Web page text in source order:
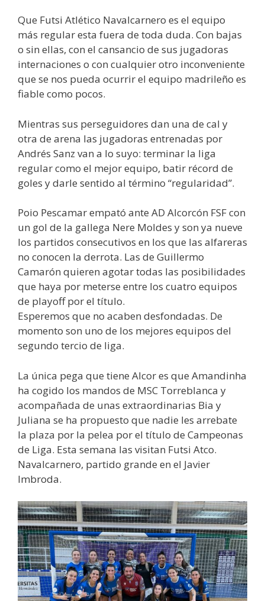
Que Futsi Atlético Navalcarnero es el equipo
más regular esta fuera de toda duda. Con bajas
o sin ellas, con el cansancio de sus jugadoras
internaciones o con cualquier otro inconveniente
que se nos pueda ocurrir el equipo madrileño es
fiable como pocos.
Mientras sus perseguidores dan una de cal y
otra de arena las jugadoras entrenadas por
Andrés Sanz van a lo suyo: terminar la liga
regular como el mejor equipo, batir récord de
goles y darle sentido al término “regularidad”.
Poio Pescamar empató ante AD Alcorcón FSF con
un gol de la gallega Nere Moldes y son ya nueve
los partidos consecutivos en los que las alfareras
no conocen la derrota. Las de Guillermo
Camarón quieren agotar todas las posibilidades
que haya por meterse entre los cuatro equipos
de playoff por el título.
Esperemos que no acaben desfondadas. De
momento son uno de los mejores equipos del
segundo tercio de liga.
La única pega que tiene Alcor es que Amandinha
ha cogido los mandos de MSC Torreblanca y
acompañada de unas extraordinarias Bia y
Juliana se ha propuesto que nadie les arrebate
la plaza por la pelea por el título de Campeonas
de Liga. Esta semana las visitan Futsi Atco.
Navalcarnero, partido grande en el Javier
Imbroda.